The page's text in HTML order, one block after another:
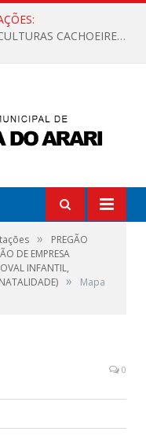
A VALORIZAÇÃO DAS HISTÓRIAS E CULTURAS CACHOEIRENSES
»
PREGÃO
DE EMPRESA
INFANTIL,
»
Mapa
0